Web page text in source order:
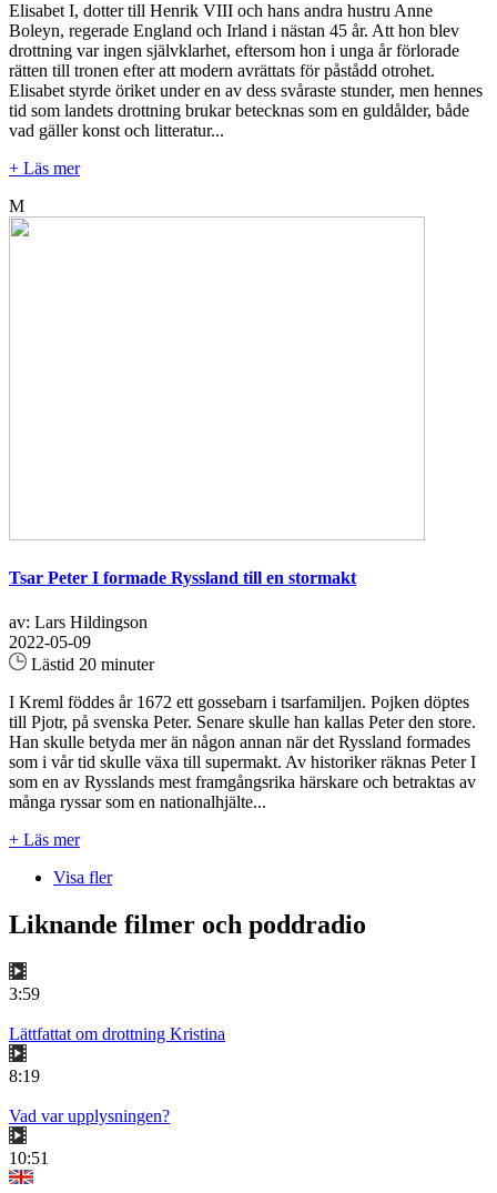
Elisabet I, dotter till Henrik VIII och hans andra hustru Anne
Boleyn, regerade England och Irland i nästan 45 år. Att hon blev
drottning var ingen självklarhet, eftersom hon i unga år förlorade
rätten till tronen efter att modern avrättats för påstådd otrohet.
Elisabet styrde öriket under en av dess svåraste stunder, men hennes
tid som landets drottning brukar betecknas som en guldålder, både
vad gäller konst och litteratur...
+ Läs mer
M
Tsar Peter I formade Ryssland till en stormakt
av: Lars Hildingson
2022-05-09
Lästid 20 minuter
I Kreml föddes år 1672 ett gossebarn i tsarfamiljen. Pojken döptes
till Pjotr, på svenska Peter. Senare skulle han kallas Peter den store.
Han skulle betyda mer än någon annan när det Ryssland formades
som i vår tid skulle växa till supermakt. Av historiker räknas Peter I
som en av Rysslands mest framgångsrika härskare och betraktas av
många ryssar som en nationalhjälte...
+ Läs mer
Visa fler
Liknande filmer och poddradio
3:59
Lättfattat om drottning Kristina
8:19
Vad var upplysningen?
10:51